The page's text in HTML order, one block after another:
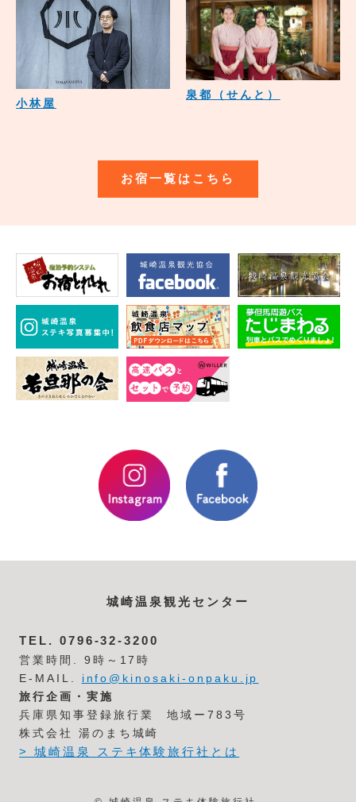
小林屋
泉都（せんと）
お宿一覧はこちら
城崎温泉観光センター
TEL. 0796-32-3200
営業時間. 9時～17時
E-MAIL. info@kinosaki-onpaku.jp
旅行企画・実施
兵庫県知事登録旅行業 地域ー783号
株式会社 湯のまち城崎
> 城崎温泉 ステキ体験旅行社とは